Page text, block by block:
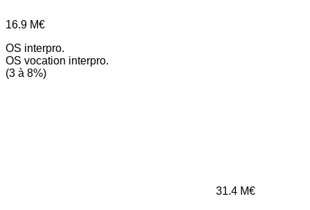
16.9 M€
OS interpro.
OS vocation interpro.
(3 à 8%)
31.4 M€